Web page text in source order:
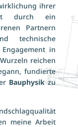
ihrer
durch ein
Partnern
technische
in
reichen
fundierte
Bauphysikzu
meine Arbeit